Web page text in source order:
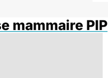
mammaire PIP